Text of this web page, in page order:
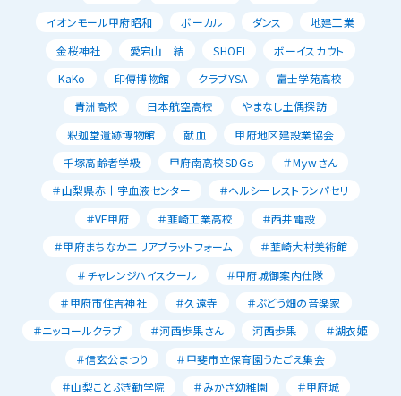
イオンモール甲府昭和
ボーカル ダンス
地建工業
金桜神社
愛宕山 結 SHOEI
ボーイスカウト
KaKo
印傳博物館 クラブYSA
富士学苑高校
青洲高校
日本航空高校
やまなし土偶探訪
釈迦堂遺跡博物館
献血
甲府地区建設業協会
千塚高齢者学級
甲府南高校SDGｓ
＃Mｙwさん
＃山梨県赤十字血液センター
＃ヘルシーレストランパセリ
＃VF甲府
＃韮崎工業高校
＃西井電設
＃甲府まちなかエリアプラットフォーム
＃韮崎大村美術館
＃チャレンジハイスクール
＃甲府城御案内仕隊
＃甲府市住吉神社
＃久遠寺
＃ぶどう畑の音楽家
＃ニッコールクラブ
＃河西歩果さん 河西歩果
＃湖衣姫
＃信玄公まつり
＃甲斐市立保育園うたごえ集会
＃山梨ことぶき勧学院
＃みかさ幼稚園
＃甲府城